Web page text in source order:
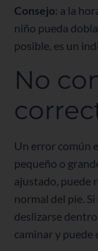
Consejo: a la
niño pueda
posible, es un
No
Un error común
pequeño o
ajustado, puede
normal del pie.
deslizarse
caminar y puede